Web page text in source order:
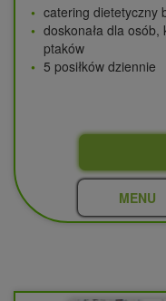
catering dietetyczny
doskonała dla
ptaków
5 posiłków dziennie
MENU